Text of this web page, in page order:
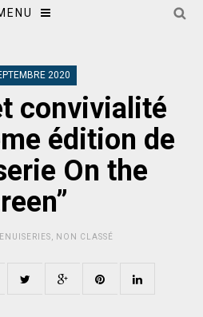
2020
convivialité
édition de
On the
NON CLASSÉ